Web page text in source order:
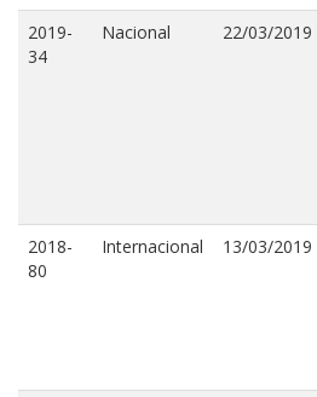
2019-
34
Nacional 22/03/2019
2018-
80
Internacional 13/03/2019